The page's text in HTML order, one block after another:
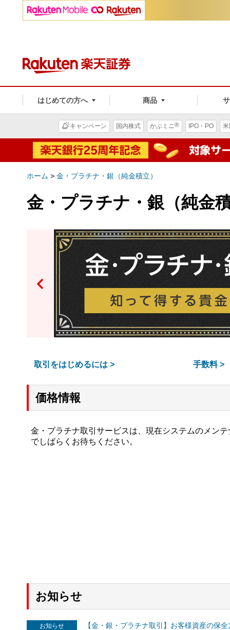
はじめての方へ 商品
キャンペーン 国内株式 かぶミニ® IPO・PO
ホーム > 金・プラチナ・銀（純金積立）
金・プラチナ・銀（純金

取引をはじめるには > 手数料>
価格情報
お知らせ
お知らせ 【金・銀・プラチナ取引】お客様資産の保